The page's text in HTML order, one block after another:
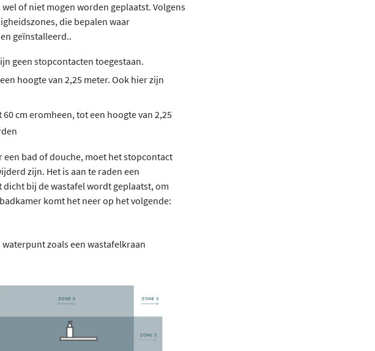
of niet mogen worden geplaatst. Volgens
die bepalen waar
geïnstalleerd..
geen stopcontacten toegestaan.
hoogte van 2,25 meter. Ook hier zijn
cm eromheen, tot een hoogte van 2,25
bad of douche, moet het stopcontact
zijn. Het is aan te raden een
bij de wastafel wordt geplaatst, om
komt het neer op het volgende:
zoals een wastafelkraan